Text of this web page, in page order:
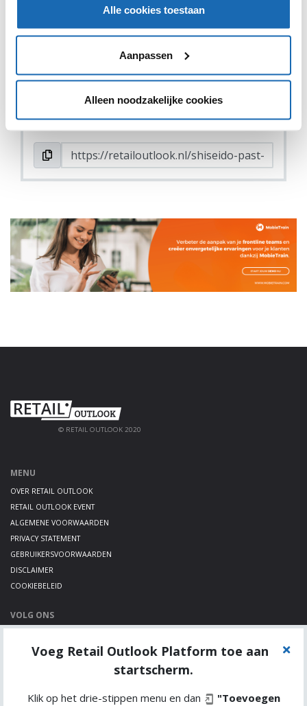
Alle cookies toestaan
Aanpassen
Alleen noodzakelijke cookies
VIND IK LEUK VIND IK LEUK
DEEL DIT IN JOUW NETWERK
© RETAIL OUTLOOK 2020
MENU
OVER RETAIL OUTLOOK
RETAIL OUTLOOK EVENT
ALGEMENE VOORWAARDEN
PRIVACY STATEMENT
GEBRUIKERSVOORWAARDEN
DISCLAIMER
COOKIEBELEID
VOLG ONS
TWITTER
Voeg Retail Outlook Platform toe aan
startscherm.
Klik op het drie-stippen menu en dan "Toevoegen